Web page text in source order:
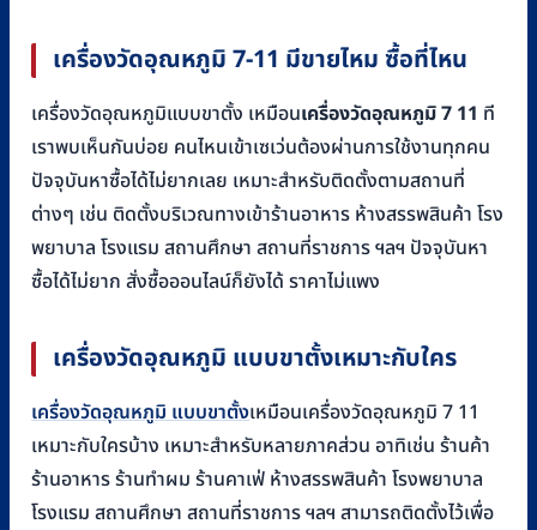
เครื่องวัดอุณหภูมิ 7-11 มีขายไหม ซื้อที่ไหน
เครื่องวัดอุณหภูมิแบบขาตั้ง เหมือนเครื่องวัดอุณหภูมิ 7 11 ที
เราพบเห็นกันบ่อย คนไหนเข้าเซเว่นต้องผ่านการใช้งานทุกคน
ปัจจุบันหาซื้อได้ไม่ยากเลย เหมาะสำหรับติดตั้งตามสถานที่
ต่างๆ เช่น ติดตั้งบริเวณทางเข้าร้านอาหาร ห้างสรรพสินค้า โรง
พยาบาล โรงแรม สถานศึกษา สถานที่ราชการ ฯลฯ ปัจจุบันหา
ซื้อได้ไม่ยาก สั่งซื้อออนไลน์ก็ยังได้ ราคาไม่แพง
เครื่องวัดอุณหภูมิ แบบขาตั้งเหมาะกับใคร
เครื่องวัดอุณหภูมิ แบบขาตั้งเหมือนเครื่องวัดอุณหภูมิ 7 11
เหมาะกับใครบ้าง เหมาะสำหรับหลายภาคส่วน อาทิเช่น ร้านค้า
ร้านอาหาร ร้านทำผม ร้านคาเฟ่ ห้างสรรพสินค้า โรงพยาบาล
โรงแรม สถานศึกษา สถานที่ราชการ ฯลฯ สามารถติดตั้งไว้เพื่อ